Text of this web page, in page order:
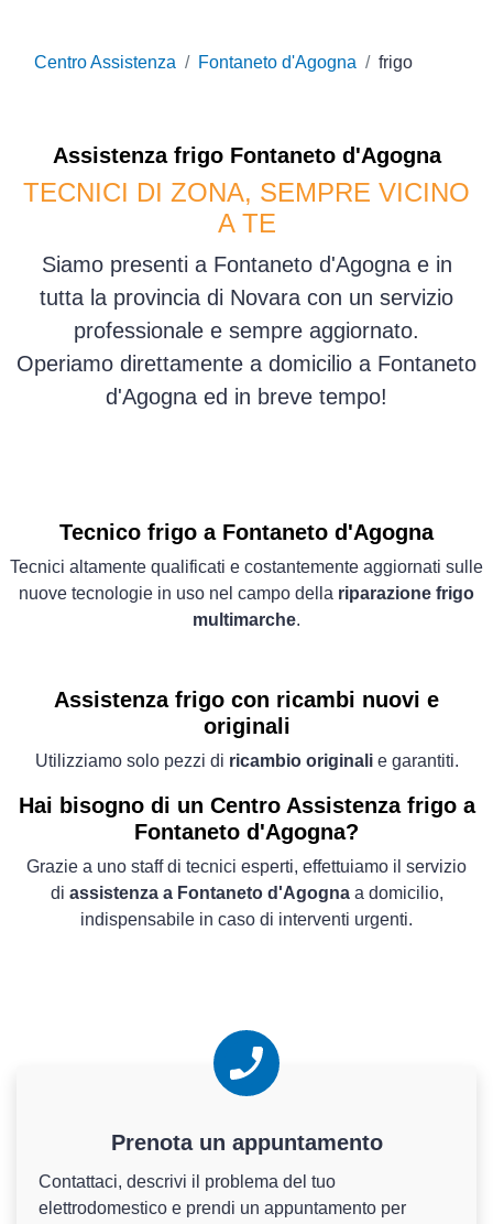
Centro Assistenza Fontaneto d'Agogna frigo
Assistenza frigoFontaneto d'Agogna
TECNICI DI ZONA, SEMPRE VICINO
A TE
Siamo presenti a Fontaneto d'Agogna e in
tutta la provincia di Novara con un servizio
professionale e sempre aggiornato.
Operiamo direttamente a domicilio a Fontaneto
d'Agogna ed in breve tempo!
Tecnico frigo a Fontaneto d'Agogna
Tecnici altamente qualificati e costantemente aggiornati sulle
nuove tecnologie in uso nel campo della riparazione frigo
multimarche.
Assistenza frigo con ricambi nuovi e
originali
Utilizziamo solo pezzi di ricambio originali e garantiti.
Hai bisogno di un Centro Assistenza frigo a
Fontaneto d'Agogna?
Grazie a uno staff di tecnici esperti, effettuiamo il servizio
di assistenza a Fontaneto d'Agognaa domicilio,
indispensabile in caso di interventi urgenti.
Prenota un appuntamento
Contattaci, descrivi il problema del tuo
elettrodomestico e prendi un appuntamento per